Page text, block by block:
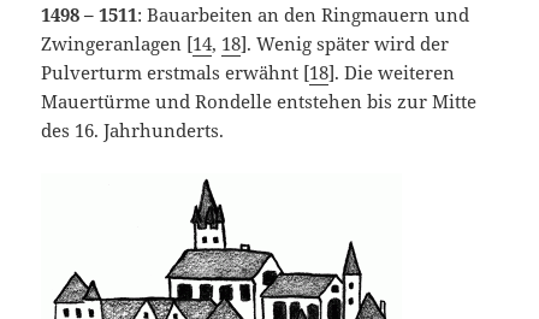
1498 – 1511: Bauarbeiten an den Ringmauern und
Zwingeranlagen [14, 18]. Wenig später wird der
Pulverturm erstmals erwähnt [18]. Die weiteren
Mauertürme und Rondelle entstehen bis zur Mitte
des 16. Jahrhunderts.